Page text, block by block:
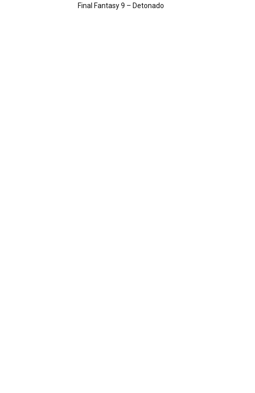
Final Fantasy 9 – Detonado